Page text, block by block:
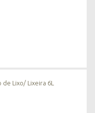
de Lixo/ Lixeira 6L